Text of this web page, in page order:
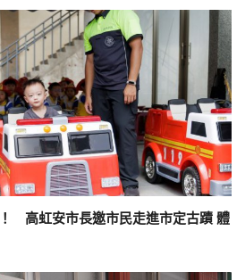
高虹安市長邀市民走進市定古蹟 體